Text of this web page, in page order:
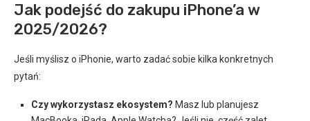
Jak podejść do zakupu iPhone’a w
2025/2026?
Jeśli myślisz o iPhonie, warto zadać sobie kilka konkretnych
pytań:
Czy wykorzystasz ekosystem? Masz lub planujesz